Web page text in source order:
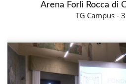
Arena Forlì Rocca di
TG Campus -